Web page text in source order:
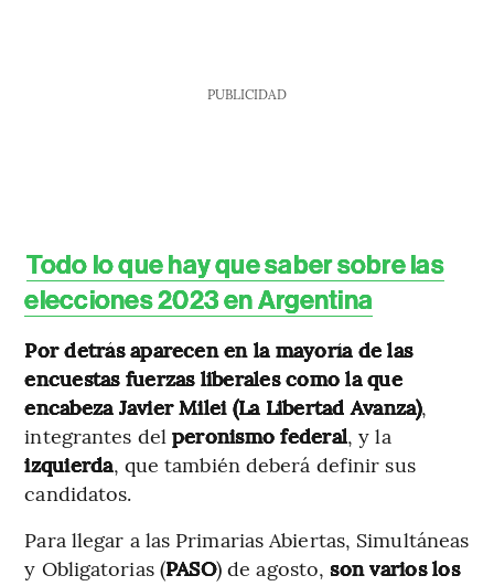
PUBLICIDAD
Todo lo que hay que saber sobre las
elecciones 2023 en Argentina
Por detrás aparecen en la mayoría de las
encuestas fuerzas liberales como la que
encabeza Javier Milei (La Libertad Avanza),
integrantes del peronismo federal, y la
izquierda, que también deberá definir sus
candidatos.
Para llegar a las Primarias Abiertas, Simultáneas
y Obligatorias (PASO) de agosto, son varios los